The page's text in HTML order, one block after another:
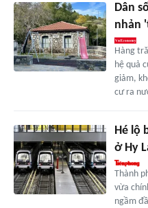
Dân
nhản
Hàng
hệ quả
giảm,
cư ra
Hé lộ
ở Hy
Thành
vừa
ngầm